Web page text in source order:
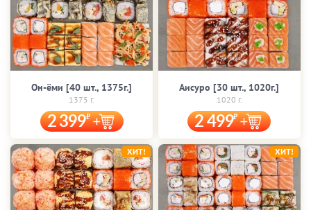
Он-ёми [40 шт., 1375г.]
1375 г.
2 399
Аисуро [30 шт., 1020г.]
1020 г.
2 499
ХИТ! ХИТ!